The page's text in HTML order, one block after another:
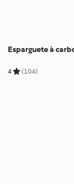
Esparguete à
4 (104)